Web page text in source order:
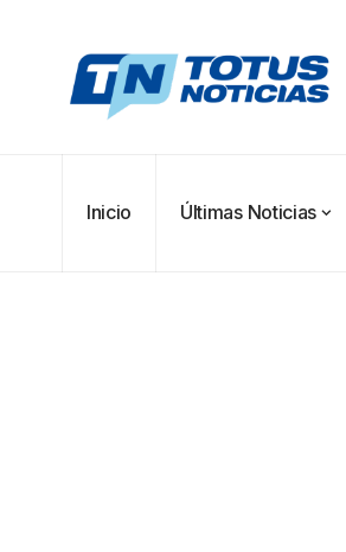
Inicio Últimas Noticias